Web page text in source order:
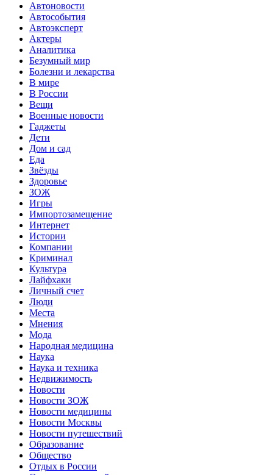
Автоновости
Автособытия
Автоэксперт
Актеры
Аналитика
Безумный мир
Болезни и лекарства
В мире
В России
Вещи
Военные новости
Гаджеты
Дети
Дом и сад
Еда
Звёзды
Здоровье
ЗОЖ
Игры
Импортозамещение
Интернет
Истории
Компании
Криминал
Культура
Лайфхаки
Личный счет
Люди
Места
Мнения
Мода
Народная медицина
Наука
Наука и техника
Недвижимость
Новости
Новости ЗОЖ
Новости медицины
Новости Москвы
Новости путешествий
Образование
Общество
Отдых в России